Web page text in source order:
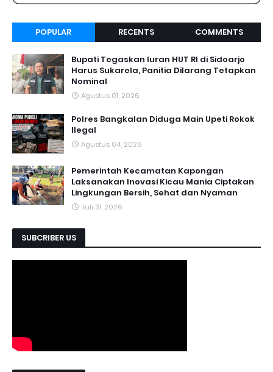
POPULAR RECENTS COMMENTS
Bupati Tegaskan Iuran HUT RI di Sidoarjo
Harus Sukarela, Panitia Dilarang Tetapkan
Nominal
Agustus 01, 2026
Polres Bangkalan Diduga Main Upeti Rokok
Ilegal
Agustus 04, 2026
Pemerintah Kecamatan Kapongan
Laksanakan Inovasi Kicau Mania Ciptakan
Lingkungan Bersih, Sehat dan Nyaman
Juli 31, 2026
SUBCRIBER US